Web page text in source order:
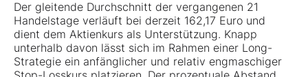
Der gleitende Durchschnitt der vergangenen 21
Handelstage verläuft bei derzeit 162,17 Euro und
dient dem Aktienkurs als Unterstützung. Knapp
unterhalb davon lässt sich im Rahmen einer Long-
Strategie ein anfänglicher und relativ engmaschiger